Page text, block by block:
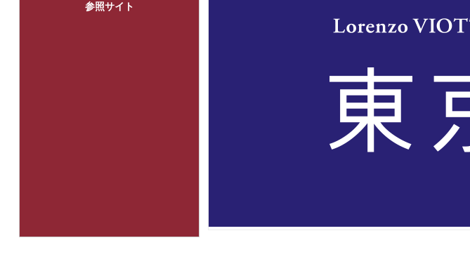
参照サイト 東京交響楽団
tokyosymphony.jp